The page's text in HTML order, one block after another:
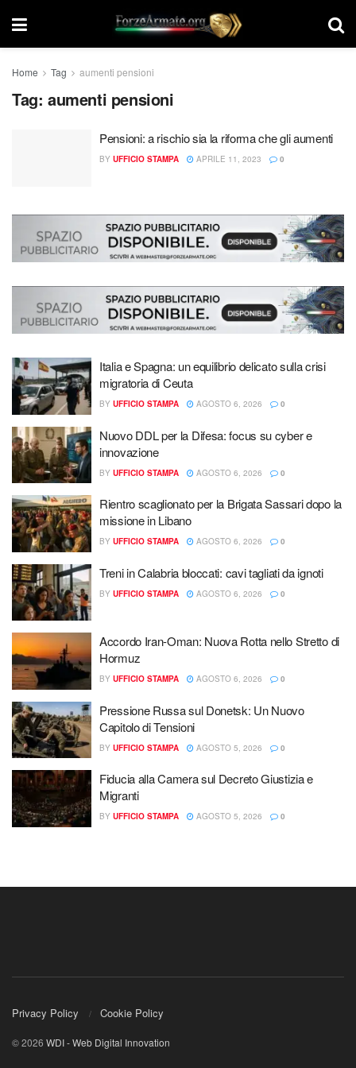
Home Tag aumenti pensioni
Tag: aumenti pensioni
Pensioni: a rischio sia la riforma che gli aumenti
BY UFFICIO STAMPA APRILE 11, 2023 0
Italia e Spagna: un equilibrio delicato sulla crisi
migratoria di Ceuta
BY UFFICIO STAMPA AGOSTO 6, 2026 0
Nuovo DDL per la Difesa: focus su cyber e
innovazione
BY UFFICIO STAMPA AGOSTO 6, 2026 0
Rientro scaglionato per la Brigata Sassari dopo la
missione in Libano
BY UFFICIO STAMPA AGOSTO 6, 2026 0
Treni in Calabria bloccati: cavi tagliati da ignoti
BY UFFICIO STAMPA AGOSTO 6, 2026 0
Accordo Iran-Oman: Nuova Rotta nello Stretto di
Hormuz
BY UFFICIO STAMPA AGOSTO 6, 2026 0
Pressione Russa sul Donetsk: Un Nuovo
Capitolo di Tensioni
BY UFFICIO STAMPA AGOSTO 5, 2026 0
Fiducia alla Camera sul Decreto Giustizia e
Migranti
BY UFFICIO STAMPA AGOSTO 5, 2026 0
Privacy Policy Cookie Policy
© 2026 WDI - Web Digital Innovation